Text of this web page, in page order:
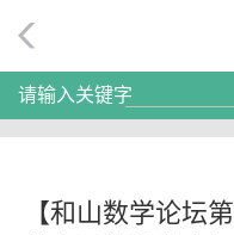
请输入关键字
【和山数学论坛